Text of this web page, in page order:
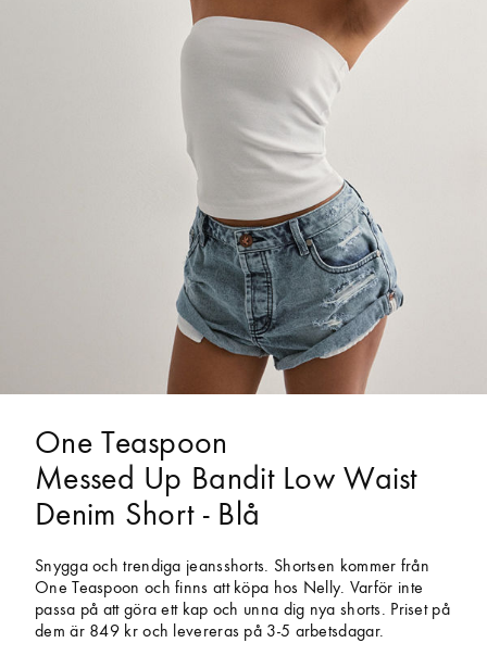
One Teaspoon
Messed Up Bandit Low Waist
Denim Short - Blå
Snygga och trendiga jeansshorts. Shortsen kommer från
One Teaspoon och finns att köpa hos Nelly. Varför inte
passa på att göra ett kap och unna dig nya shorts. Priset på
dem är 849 kr och levereras på 3-5 arbetsdagar.